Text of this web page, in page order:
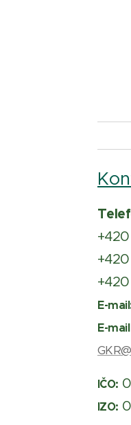
E-
E-
IČO:
IZO: